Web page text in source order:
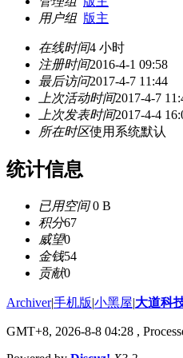
用户组 版主
在线时间4 小时
注册时间2016-4-1 09:58
最后访问2017-4-7 11:44
上次活动时间2017-4-7
上次发表时间2017-4-4
所在时区使用系统默认
统计信息
已用空间0 B
积分67
威望0
金钱54
贡献0
Archiver|手机版|小黑屋|大道科
GMT+8, 2026-8-8 04:28 ,